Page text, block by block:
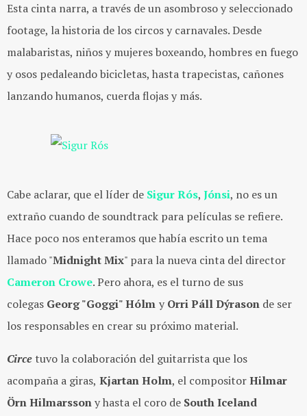
Esta cinta narra, a través de un asombroso y seleccionado
footage, la historia de los circos y carnavales. Desde
malabaristas, niños y mujeres boxeando, hombres en fuego
y osos pedaleando bicicletas, hasta trapecistas, cañones
lanzando humanos, cuerda flojas y más.
Cabe aclarar, que el líder de Sigur Rós, Jónsi, no es un
extraño cuando de soundtrack para películas se refiere.
Hace poco nos enteramos que había escrito un tema
llamado "Midnight Mix" para la nueva cinta del director
Cameron Crowe. Pero ahora, es el turno de sus
colegas Georg "Goggi" Hólm y Orri Páll Dýrason de ser
los responsables en crear su próximo material.
Circe tuvo la colaboración del guitarrista que los
acompaña a giras, Kjartan Holm, el compositorHilmar
Örn Hilmarssony hasta el coro de South Iceland